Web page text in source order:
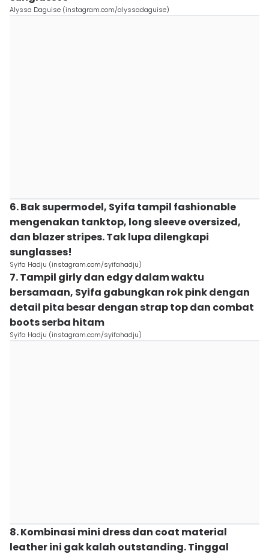
Alyssa Daguise (instagram.com/alyssadaguise)
6. Bak supermodel, Syifa tampil fashionable
mengenakan tanktop, long sleeve oversized,
dan blazer stripes. Tak lupa dilengkapi
sunglasses!
Syifa Hadju (instagram.com/syifahadju)
7. Tampil girly dan edgy dalam waktu
bersamaan, Syifa gabungkan rok pink dengan
detail pita besar dengan strap top dan combat
boots serba hitam
Syifa Hadju (instagram.com/syifahadju)
8. Kombinasi mini dress dan coat material
leather ini gak kalah outstanding. Tinggal